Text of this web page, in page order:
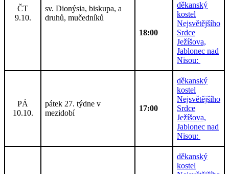
ČT
9.10.
sv. Dionýsia, biskupa, a
druhů, mučedníků
18:00
děkanský
kostel
Nejsvětějšího
Srdce
Ježíšova,
Jablonec nad
Nisou:
PÁ
10.10.
pátek 27. týdne v
mezidobí
17:00
děkanský
kostel
Nejsvětějšího
Srdce
Ježíšova,
Jablonec nad
Nisou:
děkanský
kostel